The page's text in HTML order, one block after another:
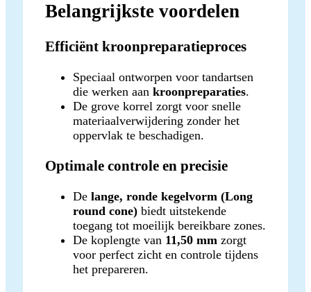
Belangrijkste voordelen
Efficiënt kroonpreparatieproces
Speciaal ontworpen voor tandartsen
die werken aan kroonpreparaties.
De grove korrel zorgt voor snelle
materiaalverwijdering zonder het
oppervlak te beschadigen.
Optimale controle en precisie
De lange, ronde kegelvorm (Long
round cone) biedt uitstekende
toegang tot moeilijk bereikbare zones.
De koplengte van 11,50 mm zorgt
voor perfect zicht en controle tijdens
het prepareren.